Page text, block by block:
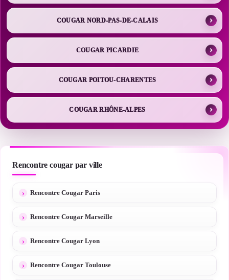
COUGAR NORD-PAS-DE-CALAIS
COUGAR PICARDIE
COUGAR POITOU-CHARENTES
COUGAR RHÔNE-ALPES
Rencontre cougar par ville
Rencontre Cougar Paris
Rencontre Cougar Marseille
Rencontre Cougar Lyon
Rencontre Cougar Toulouse